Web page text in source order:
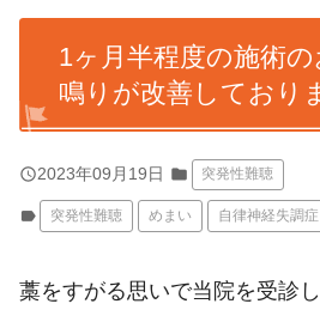
1ヶ月半程度の施術
鳴りが改善しており
query_builder2023年09月19日 folder 突発性難聴
label 突発性難聴 めまい 自律神経失調症
藁をすがる思いで当院を受診